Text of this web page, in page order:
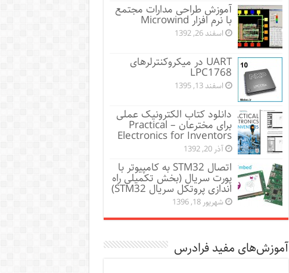
آموزش طراحی مدارات مجتمع
با نرم افزار Microwind
اسفند 26, 1392
UART در میکروکنترلرهای
LPC1768
اسفند 13, 1395
دانلود کتاب الکترونیک عملی
برای مخترعان – Practical
Electronics for Inventors
آذر 20, 1392
اتصال STM32 به کامپیوتر با
پورت سریال (بخش تکمیلی راه
اندازی پروتکل سریال STM32)
شهریور 18, 1396
آموزش‌های مفید فرادرس